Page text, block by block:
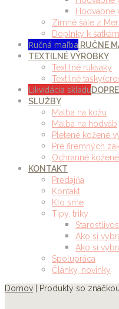
Hodvábne
Zimné šále z
Doplnky k
Ručná maľba RUČNE
TEXTILNÉ VÝROBKY
Textilné ruksaky
Textilné
Likvidácia skladu
SLUŽBY
Maľba na kožu
Maľba na hodváb
Pletené kožené
Pre firemných
Ochranné
KONTAKT
Predajňa
Kontakt
Kto sme
Tipy, triky
Ako si
Ako si
Spolupráca
Články, novinky
Domov | Produkty so